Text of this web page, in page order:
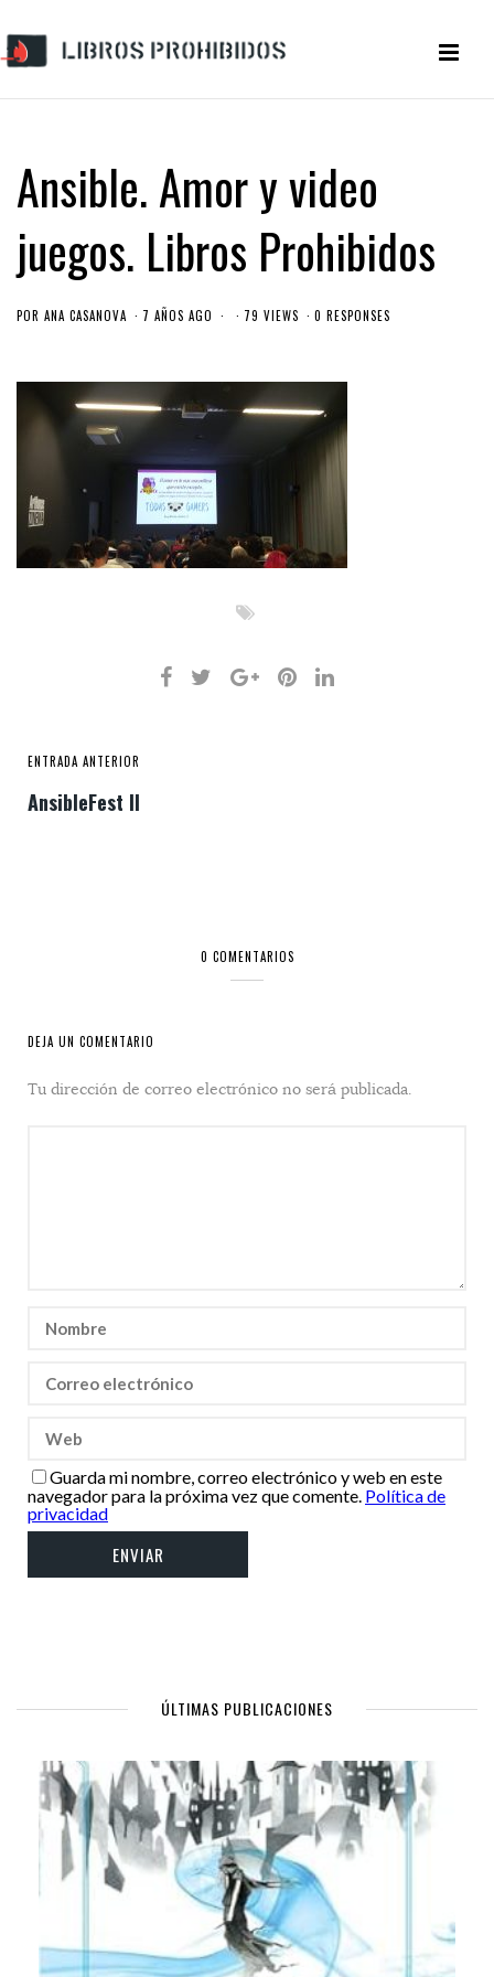
Ansible. Amor y video
juegos. Libros Prohibidos
POR ANA CASANOVA 7 AÑOS AGO 79 VIEWS 0 RESPONSES
ENTRADA ANTERIOR
AnsibleFest II
0 COMENTARIOS
DEJA UN COMENTARIO
Tu dirección de correo electrónico no será publicada.
Guarda mi nombre, correo electrónico y web en este
navegador para la próxima vez que comente. Política de
privacidad
ÚLTIMAS PUBLICACIONES